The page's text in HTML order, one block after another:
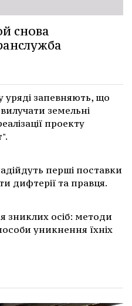
снова
уряді запевняють, що
земельні
проекту
перші поставки
дифтерії та правця.
зниклих осіб: методи
уникнення їхніх